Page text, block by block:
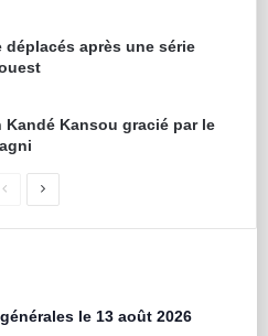
après une série
Kansou gracié par le
le 13 août 2026